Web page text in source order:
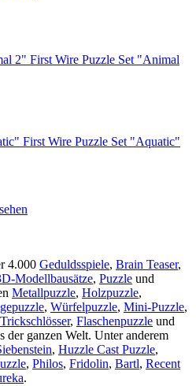
First Wire Puzzle Set "Animal
First Wire Puzzle Set "Aquatic"
4.000 Geduldsspiele, Brain Teaser,
Modellbausätze, Puzzle und
Metallpuzzle, Holzpuzzle,
, Würfelpuzzle, Mini-Puzzle,
Trickschlösser, Flaschenpuzzle und
der ganzen Welt. Unter anderem
, Huzzle Cast Puzzle,
, Philos, Fridolin, Bartl, Recent
.